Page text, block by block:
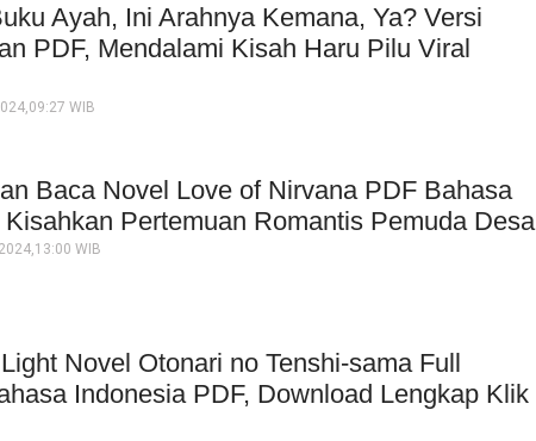
Ayah, Ini Arahnya Kemana, Ya? Versi
PDF, Mendalami Kisah Haru Pilu Viral
WIB
Baca Novel Love of Nirvana PDF Bahasa
Kisahkan Pertemuan Romantis Pemuda Desa
WIB
Novel Otonari no Tenshi-sama Full
Indonesia PDF, Download Lengkap Klik